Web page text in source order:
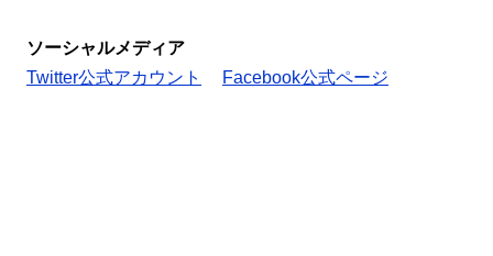
ソーシャルメディア
Twitter公式アカウント
Facebook公式ページ